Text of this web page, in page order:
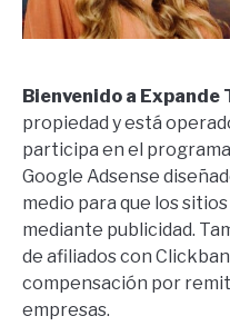
Bienvenido a Expande
propiedad y está
participa en el
Google Adsense
medio para que los
mediante publicidad.
de afiliados con
compensación por
empresas.